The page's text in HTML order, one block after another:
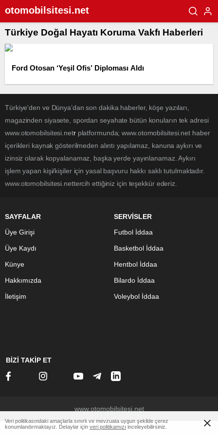
otomobilsitesi.net
Türkiye Doğal Hayatı Koruma Vakfı Haberleri
Ford Otosan ‘Yeşil Ofis’ Diploması Aldı
Türkiye'den ve Dünya’dan son dakika haberler, köşe yazıları,
magazinden siyasete, spordan seyahate bütün konuların tek adresi
www.otomobilsitesi.netrplatformunda; www.otomobilsitesi.net haber
içerikleri kaynak gösterilmeden alıntı yapılamaz, kanuna aykırı ve
izinsiz olarak kopyalanamaz, başka yerde yayınlanamaz. Aykırı
işlem yapan kişi/kişiler için yasal başvuru hakkı saklı tutulmaktadır.
www.otomobilsitesi.nettercih ettiğiniz için teşekkür ederiz.
SAYFALAR
Üye Girişi
Üye Kaydı
Künye
Hakkımızda
İletişim
SERVİSLER
Futbol İddaa
Basketbol İddaa
Hentbol İddaa
Bilardo İddaa
Voleybol İddaa
BİZİ TAKİP ET
www.otomobilsitesi.net
Veri politikasındaki amaçlarla sınırlı ve mevzuata uygun şekilde çerez
konumlandırmaktayız. Detaylar için veri politikamızı inceleyebilirsiniz.